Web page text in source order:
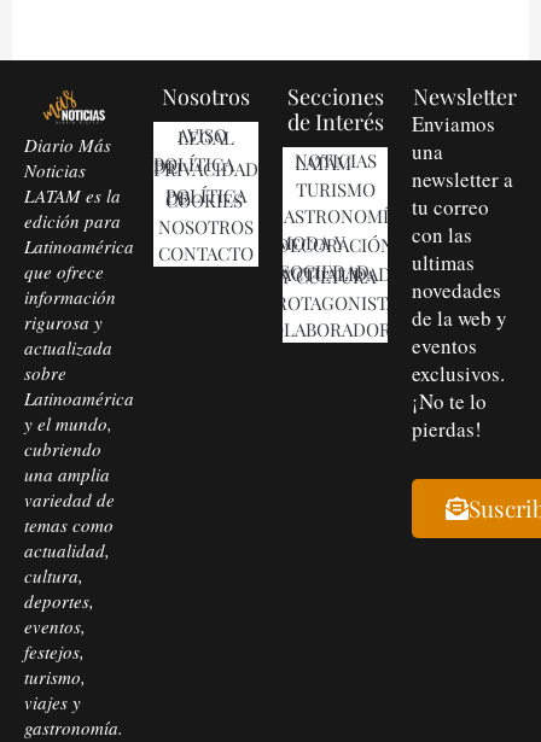
Diario Más
Noticias
LATAM es la
edición para
Latinoamérica
que ofrece
información
rigurosa y
actualizada
sobre
Latinoamérica
y el mundo,
cubriendo
una amplia
variedad de
temas como
actualidad,
cultura,
deportes,
eventos,
festejos,
turismo,
viajes y
gastronomía.
Nosotros
AVISO LEGAL
POLÍTICA DE PRIVACIDAD
POLÍTICA DE COOKIES
NOSOTROS
CONTACTO
Secciones
de Interés
NOTICIAS LATAM
TURISMO
GASTRONOMÍA
MODA Y DECORACIÓN
SOCIEDAD, ACTUALIDAD Y CULTURA
PROTAGONISTAS
COLABORADORES
Newsletter
Enviamos
una
newsletter a
tu correo
con las
ultimas
novedades
de la web y
eventos
exclusivos.
¡No te lo
pierdas!